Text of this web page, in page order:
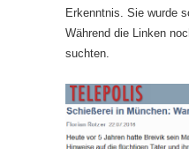
Erkenntnis. Sie wurde
Während die Linken
suchten.